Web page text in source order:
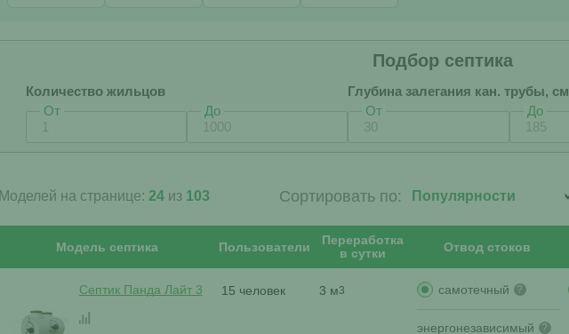
Подбор септика
Количество жильцов
От
До
Глубина залегания кан. трубы, см
От
До
Моделей на странице: 24 из 103 Сортировать по:
Модель септика Пользователи
Переработка
в сутки
Отвод стоков
Септик Панда Лайт 3 15 человек 3 м3 самотечный ?
энергонезависимый ?